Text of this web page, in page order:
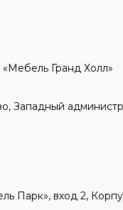
Гранд Холл»
Западный
Парк», вход 2,